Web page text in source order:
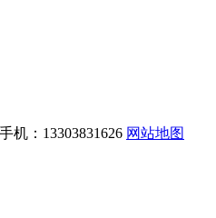
：13303831626 网站地图